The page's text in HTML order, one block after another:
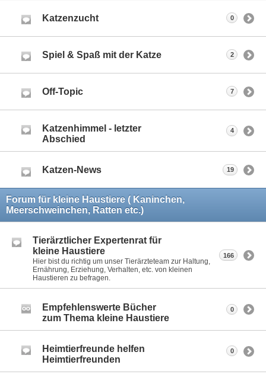
Katzenzucht 0
Spiel & Spaß mit der Katze 2
Off-Topic 7
Katzenhimmel - letzter
Abschied
4
Katzen-News 19
Forum für kleine Haustiere ( Kaninchen,
Meerschweinchen, Ratten etc.)
Tierärztlicher Expertenrat für
kleine Haustiere
Hier bist du richtig um unser Tierärzteteam zur Haltung,
Ernährung, Erziehung, Verhalten, etc. von kleinen
Haustieren zu befragen.
166
Empfehlenswerte Bücher
zum Thema kleine Haustiere
0
Heimtierfreunde helfen
Heimtierfreunden
0